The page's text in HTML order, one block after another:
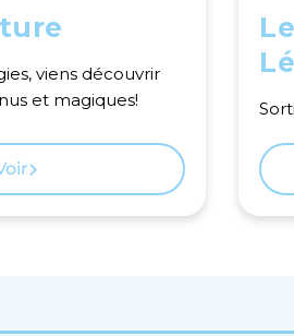
viens découvrir
et magiques!